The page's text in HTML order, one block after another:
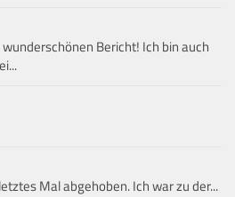
Bericht! Ich bin auch
Mal abgehoben. Ich war zu der...